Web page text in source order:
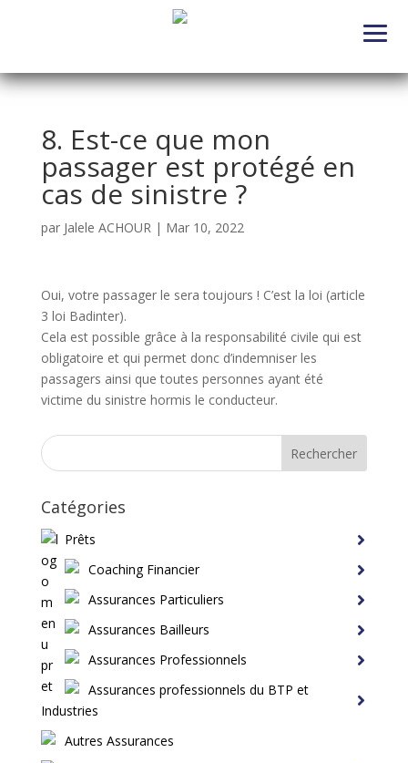
8. Est-ce que mon
passager est protégé en
cas de sinistre ?
par Jalele ACHOUR| Mar 10, 2022
Oui, votre passager le sera toujours ! C’est la loi (article
3 loi Badinter).
Cela est possible grâce à la responsabilité civile qui est
obligatoire et qui permet donc d’indemniser les
passagers ainsi que toutes personnes ayant été
victime du sinistre hormis le conducteur.
Rechercher
Catégories
Prêts
Coaching Financier
Assurances Particuliers
Assurances Bailleurs
Assurances Professionnels
Assurances professionnels du BTP et
Industries
Autres Assurances